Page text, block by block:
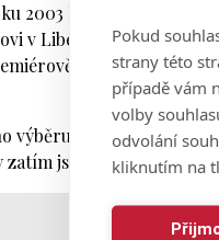
Pokud
strany této
případě vám
volby
odvolání
kliknutím na
2003 Kanaďan Mike
v Liberty National.
v Jižní Koreji.
výběru bude Tiger
jsou Fred Couples,